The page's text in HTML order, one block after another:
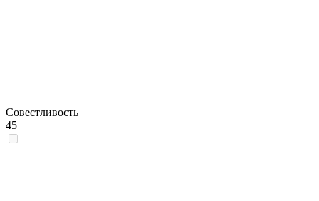
Совестливость
45